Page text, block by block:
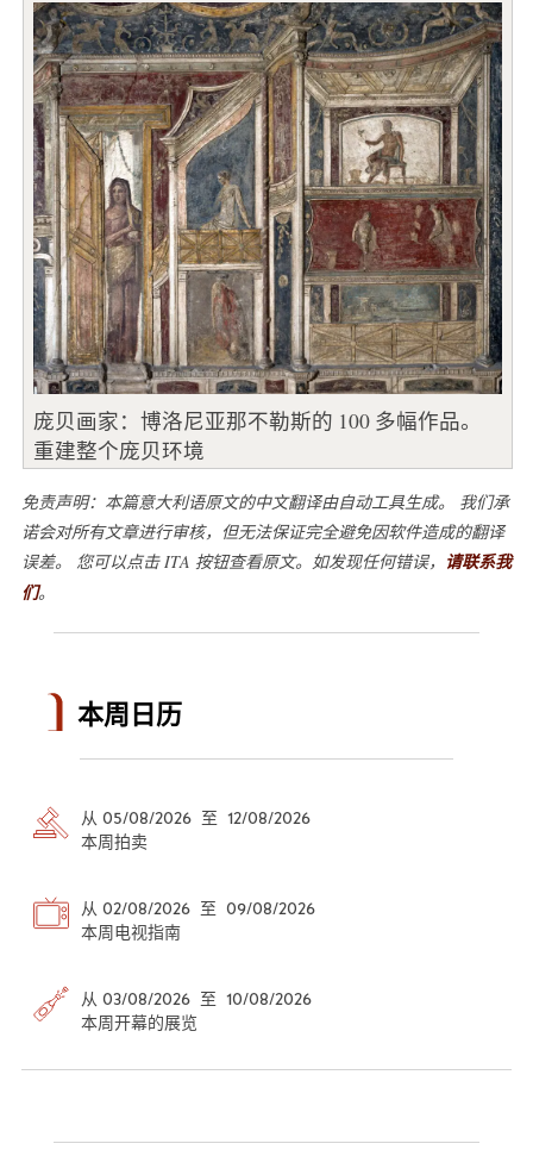
庞贝画家：博洛尼亚那不勒斯的 100 多幅作品。
重建整个庞贝环境
免责声明：本篇意大利语原文的中文翻译由自动工具生成。 我们承
诺会对所有文章进行审核，但无法保证完全避免因软件造成的翻译
误差。 您可以点击 ITA 按钮查看原文。如发现任何错误， 请联系我
们。
本周日历
从 05/08/2026 至 12/08/2026
本周拍卖
从 02/08/2026 至 09/08/2026
本周电视指南
从 03/08/2026 至 10/08/2026
本周开幕的展览